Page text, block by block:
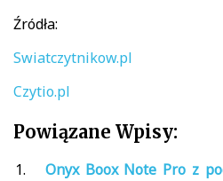
Źródła:
Swiatczytnikow.pl
Czytio.pl
Powiązane Wpisy:
Onyx Boox Note Pro z